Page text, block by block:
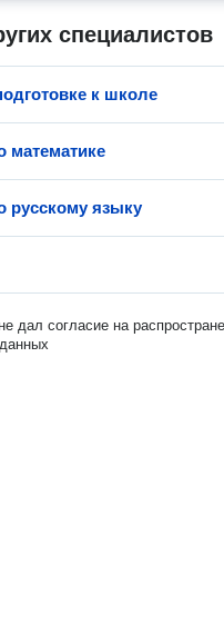
специалистов
к школе
математике
русскому языку
дал согласие на